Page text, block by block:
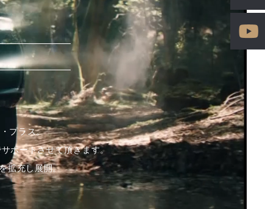
HYBRID
プラス。
ポートさせて頂きます。
拡充し展開。